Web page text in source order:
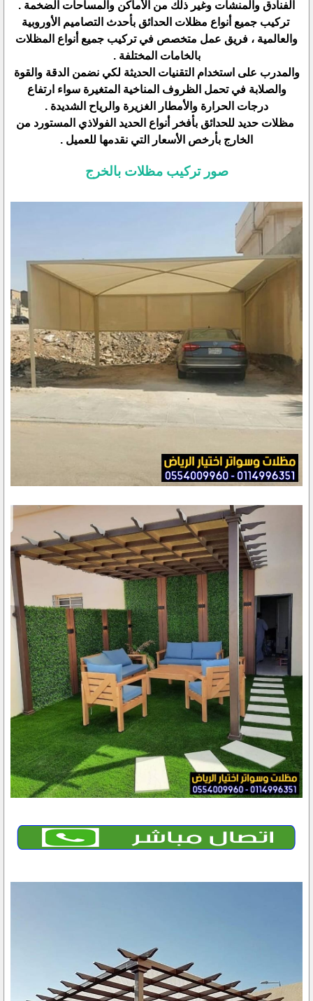
الفنادق والمنشآت وغير ذلك من الأماكن والمساحات الضخمة .
تركيب جميع أنواع مظلات الحدائق بأحدث التصاميم الأوروبية
والعالمية ، فريق عمل متخصص في تركيب جميع أنواع المظلات
بالخامات المختلفة .
والمدرب على استخدام التقنيات الحديثة لكي نضمن الدقة والقوة
والصلابة في تحمل الظروف المناخية المتغيرة سواء ارتفاع
درجات الحرارة والأمطار الغزيرة والرياح الشديدة .
مظلات حديد للحدائق بأفخر أنواع الحديد الفولاذي المستورد من
الخارج بأرخص الأسعار التي نقدمها للعميل .
صور تركيب مظلات بالخرج